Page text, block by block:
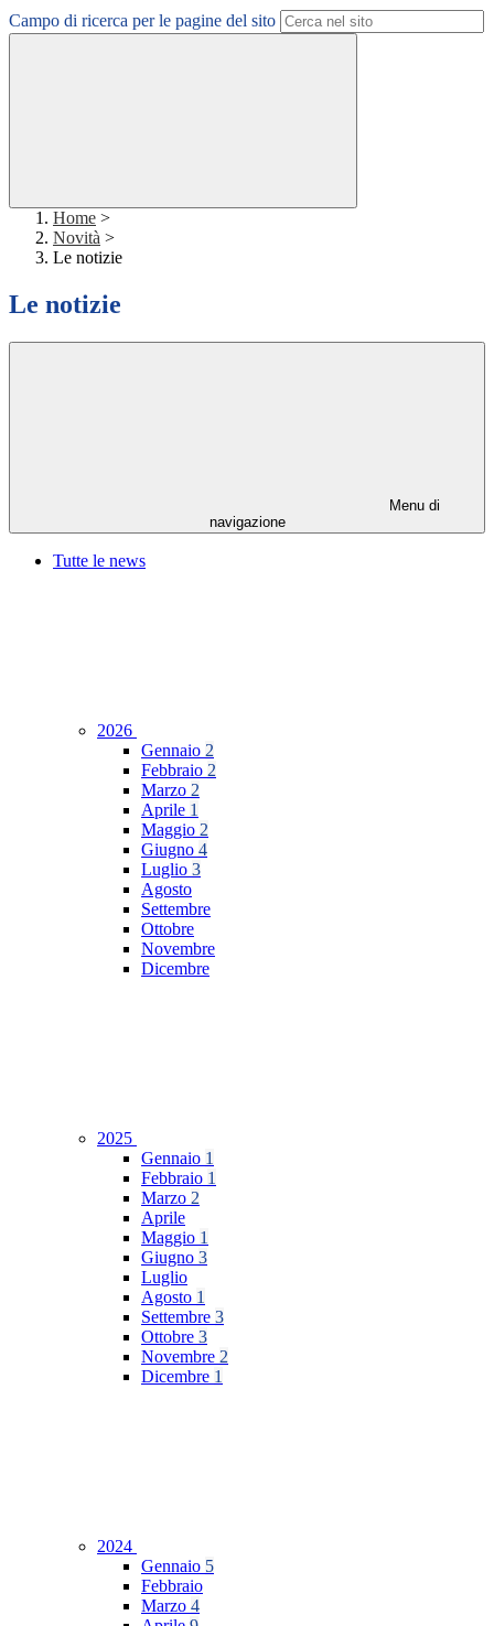
Campo di ricerca per le pagine del sito
Home >
Novità >
Le notizie
Le notizie
Menu di
navigazione
Tutte le news
2026
Gennaio 2
Febbraio 2
Marzo 2
Aprile 1
Maggio 2
Giugno 4
Luglio 3
Agosto
Settembre
Ottobre
Novembre
Dicembre
2025
Gennaio 1
Febbraio 1
Marzo 2
Aprile
Maggio 1
Giugno 3
Luglio
Agosto 1
Settembre 3
Ottobre 3
Novembre 2
Dicembre 1
2024
Gennaio 5
Febbraio
Marzo 4